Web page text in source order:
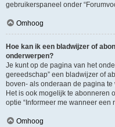
gebruikerspaneel onder
Omhoog
Hoe kan ik een bladwijzer of
onderwerpen?
Je kunt op de pagina van het
gereedschap” een bladwijzer of
boven- als onderaan de pagina te
Het is ook mogelijk te abonneren
optie “Informeer me wanneer een
Omhoog